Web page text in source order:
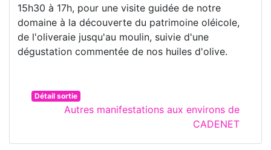
15h30 à 17h, pour une visite guidée de notre
domaine à la découverte du patrimoine oléicole,
de l'oliveraie jusqu'au moulin, suivie d'une
dégustation commentée de nos huiles d'olive.
Détail sortie
Autres manifestations aux environs de
CADENET